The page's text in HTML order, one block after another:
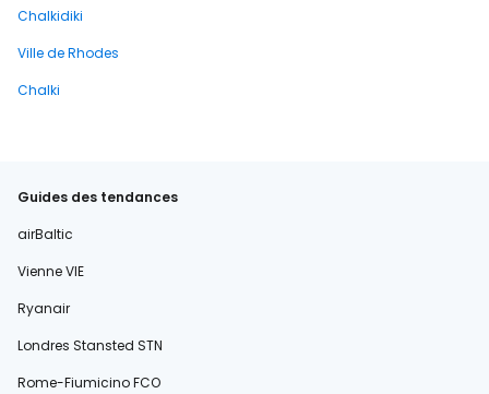
Chalkidiki
Ville de Rhodes
Chalki
Guides des tendances
airBaltic
Vienne VIE
Ryanair
Londres Stansted STN
Rome-Fiumicino FCO